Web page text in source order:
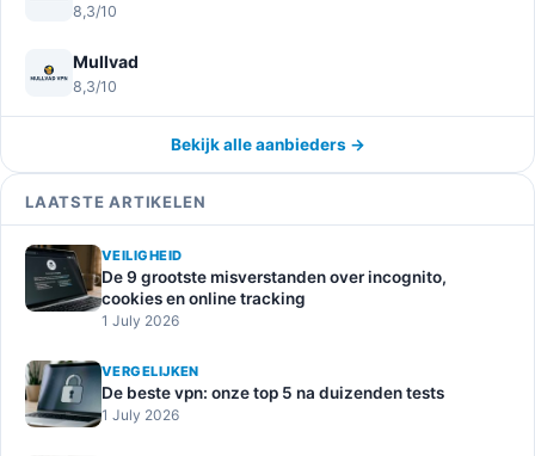
8,3/10
Mullvad
8,3/10
Bekijk alle aanbieders →
LAATSTE ARTIKELEN
VEILIGHEID
De 9 grootste misverstanden over incognito,
cookies en online tracking
1 July 2026
VERGELIJKEN
De beste vpn: onze top 5 na duizenden tests
1 July 2026